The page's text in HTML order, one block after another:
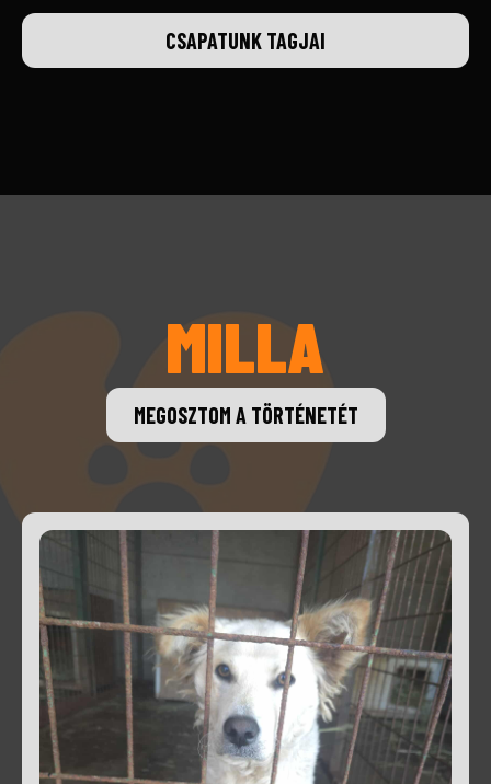
CSAPATUNK TAGJAI
MEGOSZTOM A TÖRTÉNETÉT
MILLA